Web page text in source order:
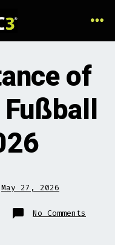
of
May 27, 2026
No Comments
The